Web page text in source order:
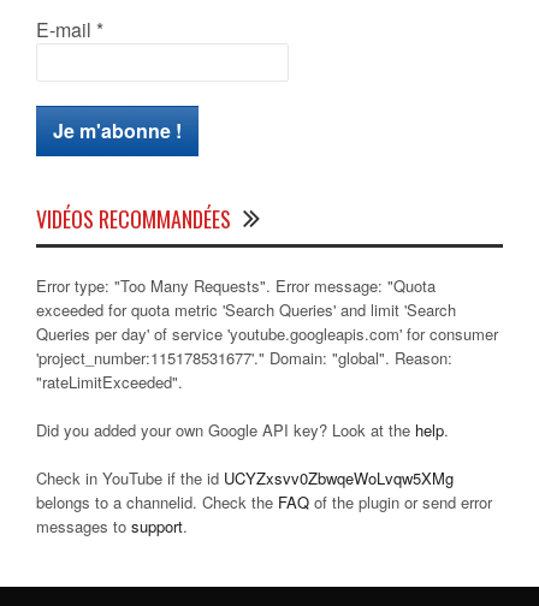
E-mail *
VIDÉOS RECOMMANDÉES
Error type: "Too Many Requests". Error message: "Quota
exceeded for quota metric 'Search Queries' and limit 'Search
Queries per day' of service 'youtube.googleapis.com' for consumer
'project_number:115178531677'." Domain: "global". Reason:
"rateLimitExceeded".
Did you added your own Google API key? Look at the help.
Check in YouTube if the id UCYZxsvv0ZbwqeWoLvqw5XMg
belongs to a channelid. Check the FAQ of the plugin or send error
messages to support.